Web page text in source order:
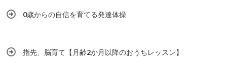
0歳からの自信を育てる発達体操
指先、脳育て【月齢2か月以降のおうちレッスン】